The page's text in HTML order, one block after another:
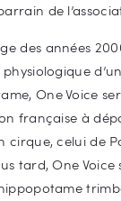
de
des années
d’un
One Voice
française à
cirque, celui de
tard, One